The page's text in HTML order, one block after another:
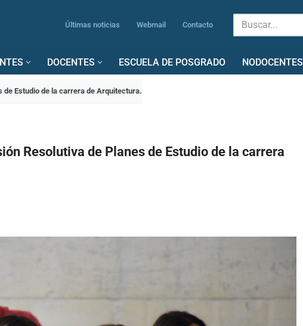
Últimas noticias Webmail Contacto
DOCENTES ESCUELA DE POSGRADO NODOCENTES
de Estudio de la carrera de Arquitectura.
Resolutiva de Planes de Estudio de la carrera